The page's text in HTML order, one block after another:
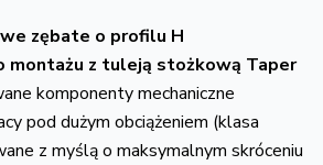
zębate o profilu H
montażu z tuleją stożkową Taper
komponenty mechaniczne
pod dużym obciążeniem (klasa
z myślą o maksymalnym skróceniu